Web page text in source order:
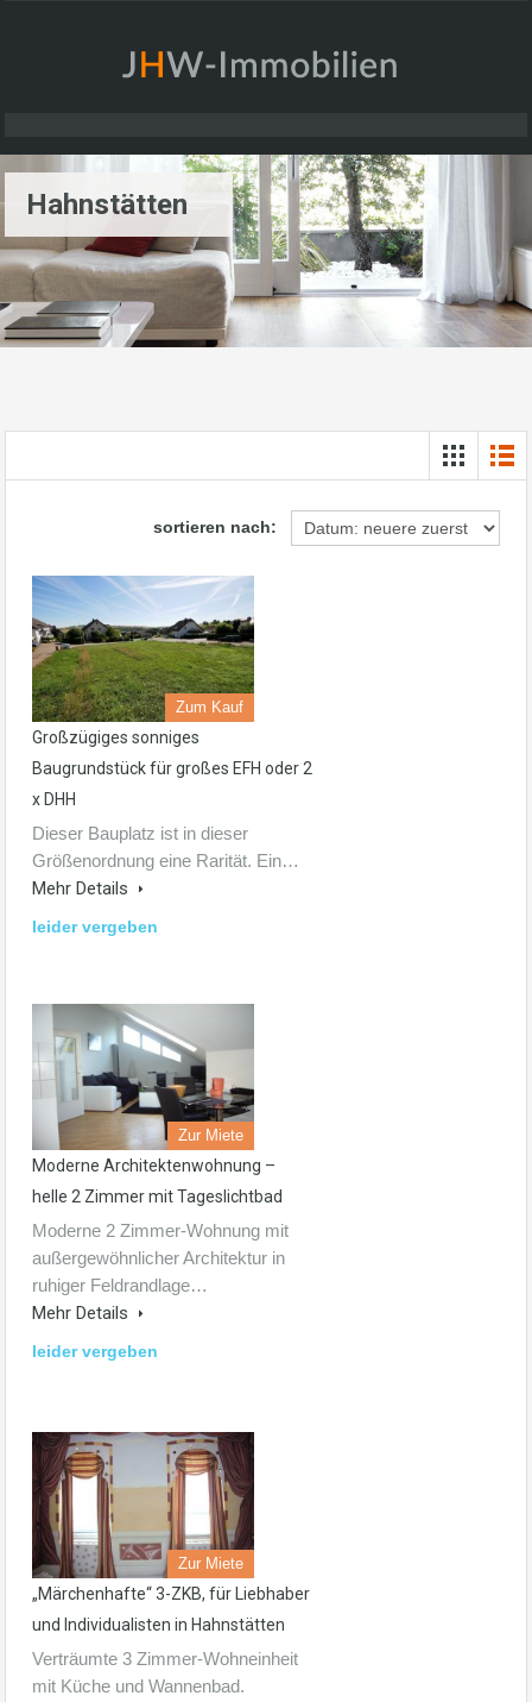
Hahnstätten
sortieren nach:
Zum Kauf
Großzügiges sonniges
Baugrundstück für großes EFH oder 2
x DHH
Dieser Bauplatz ist in dieser
Größenordnung eine Rarität. Ein…
Mehr Details
leider vergeben
Zur Miete
Moderne Architektenwohnung –
helle 2 Zimmer mit Tageslichtbad
Moderne 2 Zimmer-Wohnung mit
außergewöhnlicher Architektur in
ruhiger Feldrandlage…
Mehr Details
leider vergeben
Zur Miete
„Märchenhafte“ 3-ZKB, für Liebhaber
und Individualisten in Hahnstätten
Verträumte 3 Zimmer-Wohneinheit
mit Küche und Wannenbad.